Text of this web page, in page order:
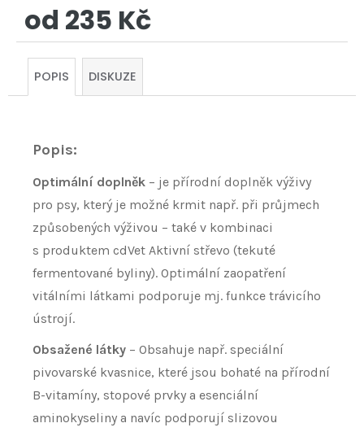
od 235 Kč
Měrná
POPIS DISKUZE
Popis:
Optimální doplněk – je přírodní doplněk výživy
pro psy, který je možné krmit např. při průjmech
způsobených výživou – také v kombinaci
s produktem cdVet Aktivní střevo (tekuté
fermentované byliny). Optimální zaopatření
vitálními látkami podporuje mj. funkce trávicího
ústrojí.
Obsažené látky – Obsahuje např. speciální
pivovarské kvasnice, které jsou bohaté na přírodní
B-vitamíny, stopové prvky a esenciální
aminokyseliny a navíc podporují slizovou